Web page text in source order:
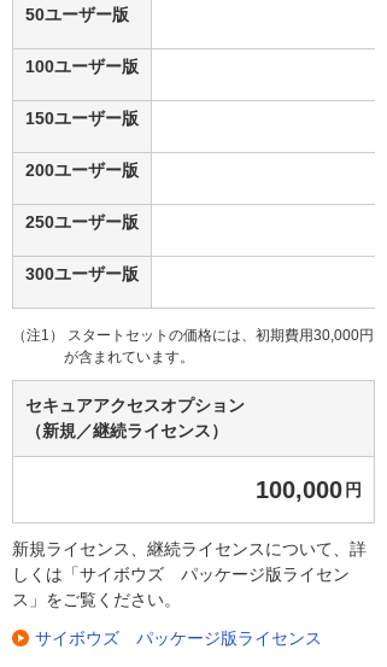
50ユーザー版
100ユーザー版
150ユーザー版
200ユーザー版
250ユーザー版
300ユーザー版
（注1） スタートセットの価格には、初期費用30,000円
が含まれています。
セキュアアクセスオプション
（新規／継続ライセンス）
100,000 円
新規ライセンス、継続ライセンスについて、詳
しくは「サイボウズ パッケージ版ライセン
ス」をご覧ください。
サイボウズ パッケージ版ライセンス